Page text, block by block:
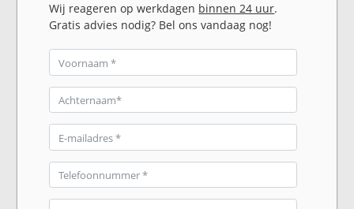
Wij reageren op werkdagen binnen 24 uur.
Gratis advies nodig? Bel ons vandaag nog!